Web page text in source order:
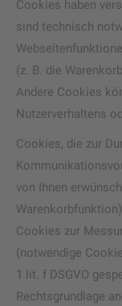
Cookies haben
sind technisch
(z. B. die
Andere Cookies
Nutzerverhaltens
Cookies, die zur
von Ihnen
Cookies zur
(notwendige
1 lit. f DSGVO
Rechtsgrundlage